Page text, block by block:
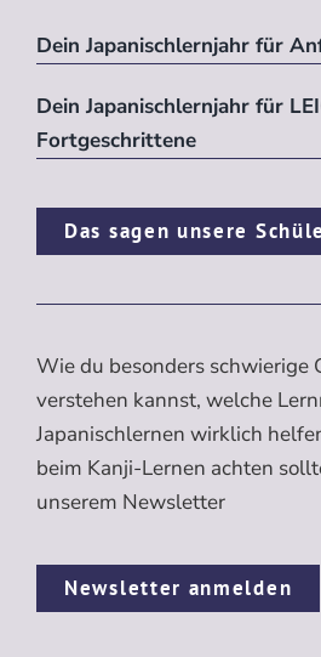
Dein Japanischlernjahr für
Dein Japanischlernjahr für
Fortgeschrittene
Das sagen unsere
Wie du besonders schwierige
verstehen kannst, welche
Japanischlernen wirklich
beim Kanji-Lernen achten
unserem Newsletter
Newsletter anmelden